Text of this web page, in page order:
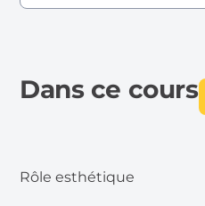
Dans ce cours
Rôle esthétique